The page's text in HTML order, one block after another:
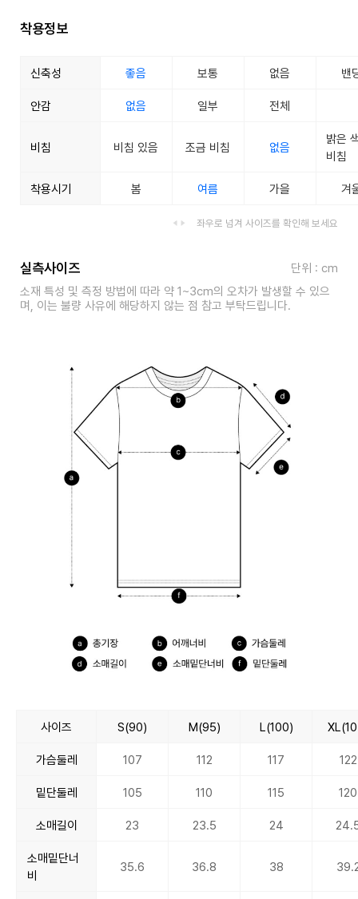
착용정보
신축성 좋음 보통 없음 밴
안감 없음 일부 전체
비침 비침 있음 조금 비침 없음
밝은
비침
착용시기 봄 여름 가을 겨
좌우로 넘겨 사이즈를 확인해 보세요
실측사이즈
단위 : cm
소재 특성 및 측정 방법에 따라 약 1~3cm의 오차가 발생할 수 있으
며, 이는 불량 사유에 해당하지 않는 점 참고 부탁드립니다.
사이즈 S(90) M(95) L(100)
가슴둘레 107 112 117 122
밑단둘레 105 110 115 120
소매길이 23 23.5 24
소매밑단너
비
35.6 36.8 38